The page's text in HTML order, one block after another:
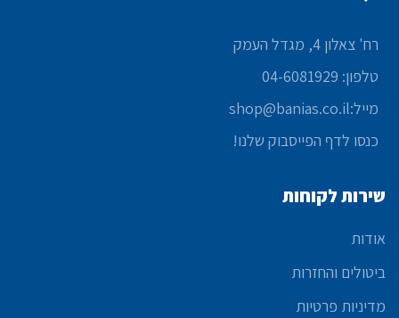
רח' צאלון 4, מגדל העמק
טלפון: 04-6081929
מייל:shop@banias.co.il
כנסו לדף הפייסבוק שלנו!
שירות לקוחות
אודות
ביטולים והחזרות
מדיניות פרטיות